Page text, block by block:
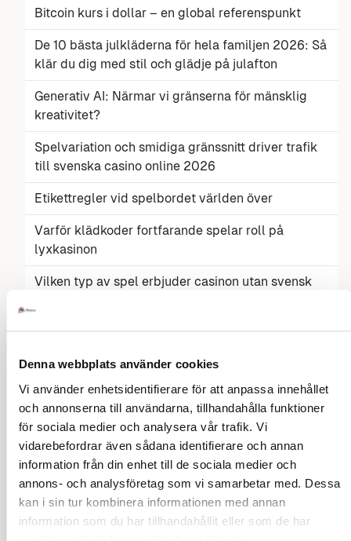
Denna webbplats använder cookies
Vi använder enhetsidentifierare för att anpassa innehållet
och annonserna till användarna, tillhandahålla funktioner
för sociala medier och analysera vår trafik. Vi
vidarebefordrar även sådana identifierare och annan
information från din enhet till de sociala medier och
annons- och analysföretag som vi samarbetar med. Dessa
kan i sin tur kombinera informationen med annan
information som du har tillhandahållit eller som de har
Bitcoin kurs i dollar – en global referenspunkt
De 10 bästa julkläderna för hela familjen 2026: Så
klär du dig med stil och glädje på julafton
Generativ AI: Närmar vi gränserna för mänsklig
kreativitet?
Spelvariation och smidiga gränssnitt driver trafik
till svenska casino online 2026
Etikettregler vid spelbordet världen över
Varför klädkoder fortfarande spelar roll på
lyxkasinon
Vilken typ av spel erbjuder casinon utan svensk
och finess
Top Digital Entertainment Trends Shaping the
Nordic Market This Year
Diskretion och säkerhet: Den moderna
gentlemannens guide till betalningar på nätet
Varför ska man välja ett snickerikök?